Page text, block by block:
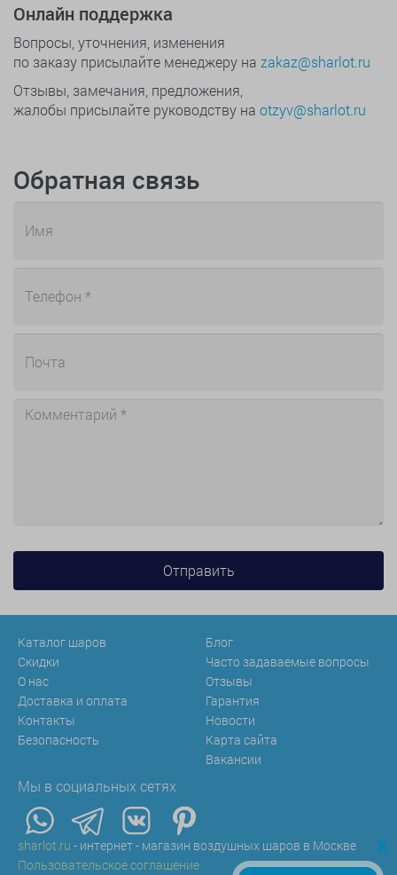
Онлайн поддержка
Вопросы, уточнения, изменения
по заказу присылайте менеджеру на zakaz@sharlot.ru
Отзывы, замечания, предложения,
жалобы присылайте руководству на otzyv@sharlot.ru
Обратная связь
Каталог шаров
Скидки
О нас
Доставка и оплата
Контакты
Безопасность
Блог
Часто задаваемые вопросы
Отзывы
Гарантия
Новости
Карта сайта
Вакансии
Мы в социальных сетях
sharlot.ru - интернет - магазин воздушных шаров в Москве
Пользовательское соглашение
x